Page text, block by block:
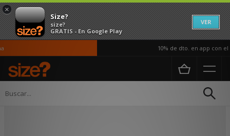
×
Size?
size?
GRATIS - En Google Play
VER
10% de dto. en app con el
Página principal